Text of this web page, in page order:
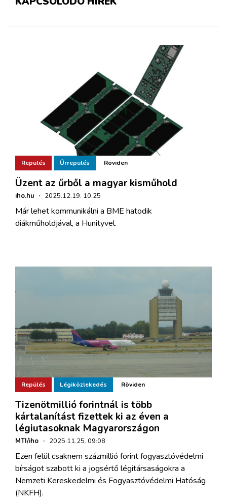
Repülés Űrrepülés Röviden
Üzent az űrből a magyar kisműhold
iho.hu · 2025.12.19. 10:25
Már lehet kommunikálni a BME hatodik
diákműholdjával, a Hunityvel.
Repülés Légiközlekedés Röviden
Tizenötmillió forintnál is több
kártalanítást fizettek ki az éven a
légiutasoknak Magyarországon
MTI/iho · 2025.11.25. 09:08
Ezen felül csaknem százmillió forint fogyasztóvédelmi
bírságot szabott ki a jogsértő légitársaságokra a
Nemzeti Kereskedelmi és Fogyasztóvédelmi Hatóság
(NKFH).